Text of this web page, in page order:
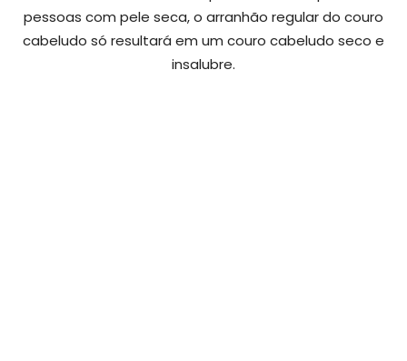
pessoas com pele seca, o arranhão regular do couro
cabeludo só resultará em um couro cabeludo seco e
insalubre.